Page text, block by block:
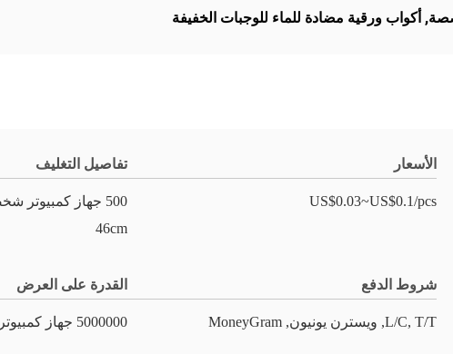
, أكواب ورقية مضادة للماء للوجبات الخفيفة
الأسعار
US$0.03~US$0.1/pcs
تفاصيل التغليف
46cm
شروط الدفع
L/C, T/T, ويسترن يونيون, MoneyGram
القدرة على العرض
5000000 جهاز كمبيوتر شخصى في اليوم الواحد